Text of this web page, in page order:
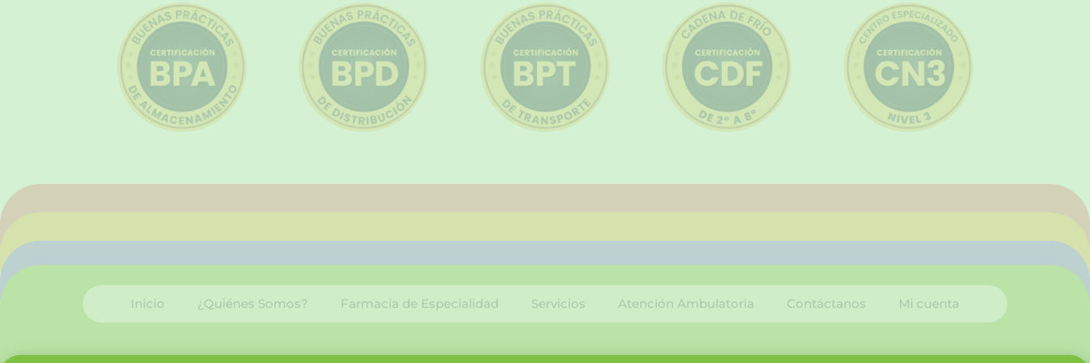
Inicio ¿Quiénes Somos? Farmacia de Especialidad Servicios Atención Ambulatoria Contáctanos Mi cuenta
F I L